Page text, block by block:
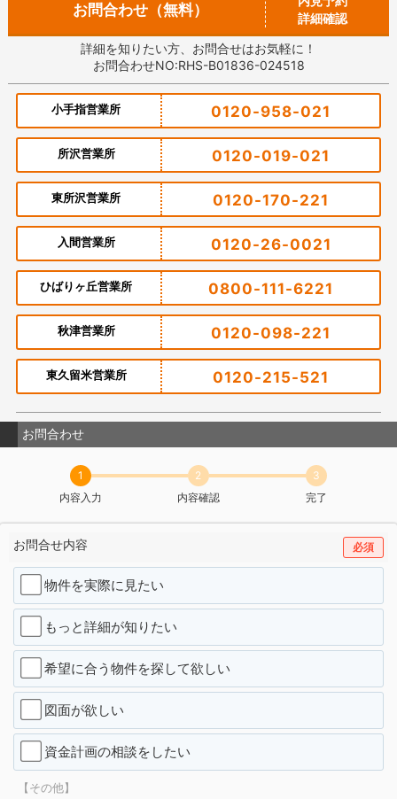
お問合わせ（無料）
詳細確認
詳細を知りたい方、お問合せはお気軽に！
お問合わせNO:RHS-B01836-024518
小手指営業所 0120-958-021
所沢営業所 0120-019-021
東所沢営業所 0120-170-221
入間営業所 0120-26-0021
ひばりヶ丘営業所 0800-111-6221
秋津営業所 0120-098-221
東久留米営業所 0120-215-521
お問合わせ
1
内容入力
2
内容確認
3
完了
お問合せ内容 必須
物件を実際に見たい
もっと詳細が知りたい
希望に合う物件を探して欲しい
図面が欲しい
資金計画の相談をしたい
【その他】